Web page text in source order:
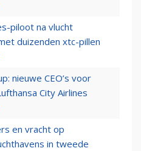
piloot na vlucht
duizenden xtc-pillen
nieuwe CEO’s voor
City Airlines
en vracht op
in tweede